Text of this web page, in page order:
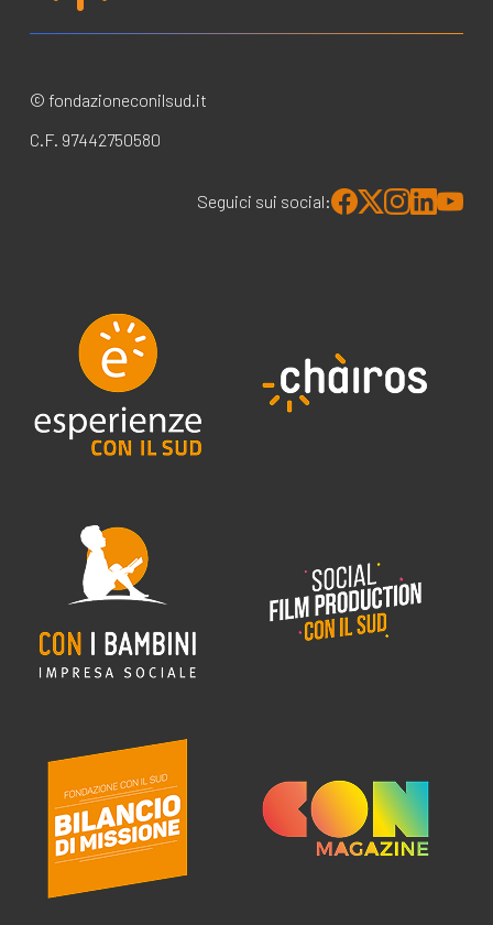
© fondazioneconilsud.it
C.F. 97442750580
Seguici sui social: